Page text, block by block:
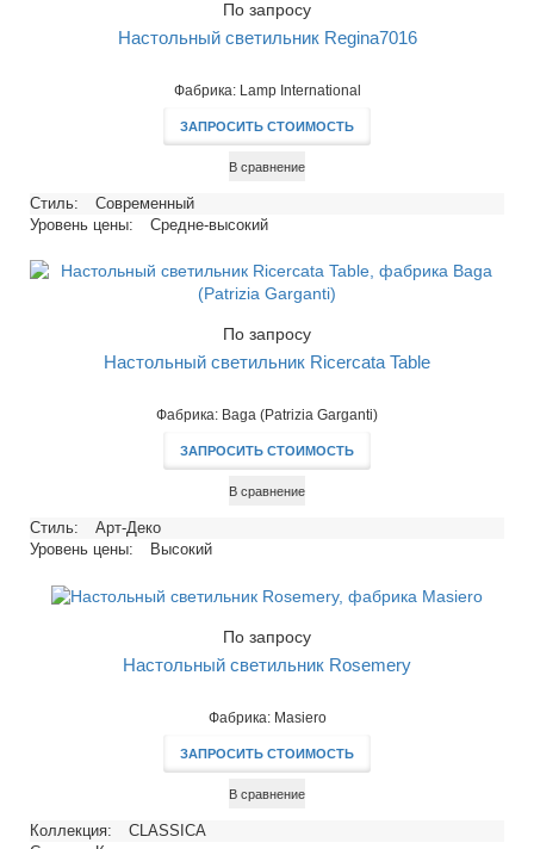
По запросу
Настольный светильник Regina7016
Фабрика: Lamp International
ЗАПРОСИТЬ СТОИМОСТЬ
В сравнение
Стиль:
Современный
Уровень цены:
Средне-высокий
По запросу
Настольный светильник Ricercata Table
Фабрика: Baga (Patrizia Garganti)
ЗАПРОСИТЬ СТОИМОСТЬ
В сравнение
Стиль:
Арт-Деко
Уровень цены:
Высокий
По запросу
Настольный светильник Rosemery
Фабрика: Masiero
ЗАПРОСИТЬ СТОИМОСТЬ
В сравнение
Коллекция:
CLASSICA